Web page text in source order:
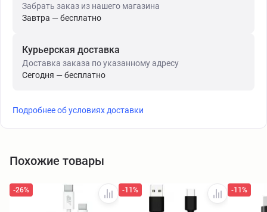
Забрать заказ из нашего магазина
Завтра — бесплатно
Курьерская доставка
Доставка заказа по указанному адресу
Сегодня — бесплатно
Подробнее об условиях доставки
Похожие товары
-26% -11% -11%